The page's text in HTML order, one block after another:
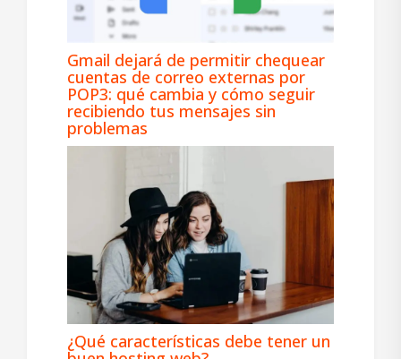
Gmail dejará de permitir chequear
cuentas de correo externas por
POP3: qué cambia y cómo seguir
recibiendo tus mensajes sin
problemas
¿Qué características debe tener un